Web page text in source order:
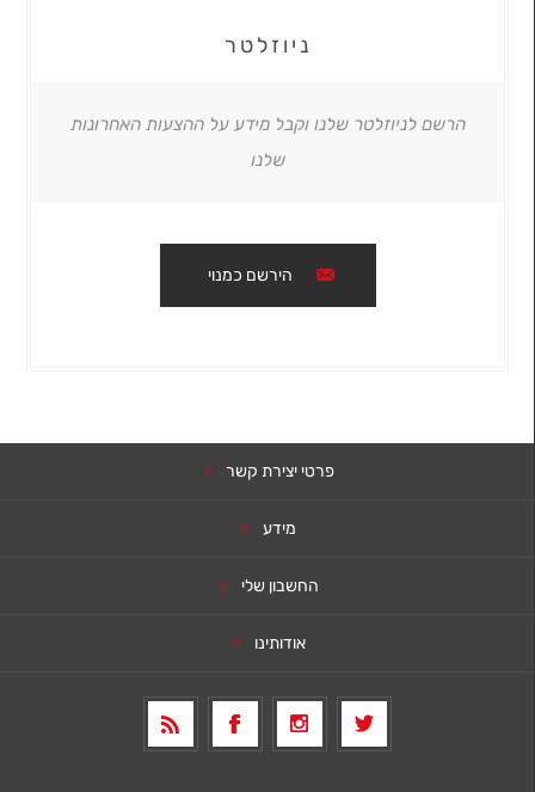
ניוזלטר
הרשם לניוזלטר שלנו וקבל מידע על ההצעות האחרונות
שלנו
הירשם כמנוי
פרטי יצירת קשר
מידע
החשבון שלי
אודותינו